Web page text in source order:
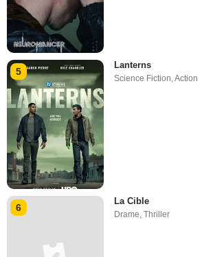
5
Lanterns
Science Fiction ,Action
6
La Cible
Drame,Thriller